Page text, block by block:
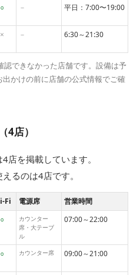
○ － 平日：7:00〜19:00
× － 6:30～21:30
できなかった店舗です。設備は予
かけの前に店舗の公式情報でご確
4店）
店を掲載しています。
るのは4店です。
Fi 電源席 営業時間
○
カウンター
席・大テーブ
ル
07:00～22:00
○ カウンター席 09:00～21:00